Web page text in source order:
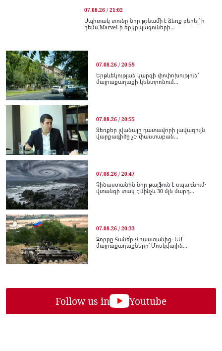
07.08.26 / 21:02
Սպիտակ տունը նոր թշնամի է ձեռք բերել՝ ի
դեմս Marvel-ի երկրպագուների...
07.08.26 / 20:59
Երթևեկության կարգի փոփոխություն՝
մայրաքաղաքի կենտրոնում...
07.08.26 / 20:55
Ձեռքեր լվանալը դատավորի լավագույն
վարքագիծը չէ․ փաստաբան...
07.08.26 / 20:47
Չինաստանին նոր թայֆուն է սպառնում․
վտանգի տակ է մինչև 30 մլն մարդ...
07.08.26 / 20:33
Զորքը հանե՛ք Վրաստանից․ ԵՄ
մայրաքաղաքները՝ Մոսկվային...
Follow us in Youtube